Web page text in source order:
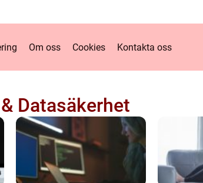
Om oss Cookies Kontakta oss
Datasäkerhet